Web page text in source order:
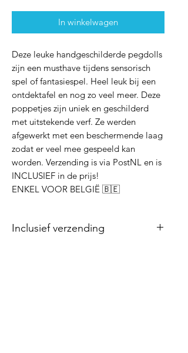
In winkelwagen
Deze leuke handgeschilderde pegdolls
zijn een musthave tijdens sensorisch
spel of fantasiespel. Heel leuk bij een
ontdektafel en nog zo veel meer. Deze
poppetjes zijn uniek en geschilderd
met uitstekende verf. Ze werden
afgewerkt met een beschermende laag
zodat er veel mee gespeeld kan
worden. Verzending is via PostNL en is
INCLUSIEF in de prijs!
ENKEL VOOR BELGIË 🇧🇪
Inclusief verzending